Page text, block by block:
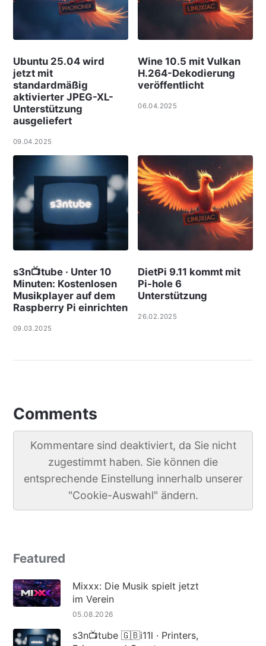
Ubuntu 25.04 wird
jetzt mit
standardmäßig
aktivierter JPEG-XL-
Unterstützung
ausgeliefert
09.04.2025
Wine 10.5 mit Vulkan
H.264-Dekodierung
veröffentlicht
06.04.2025
s3n📺tube · Unter 10
Minuten: Kostenlosen
Musikplayer auf dem
Raspberry Pi einrichten
09.03.2025
DietPi 9.11 kommt mit
Pi-hole 6
Unterstützung
26.02.2025
Comments
Kommentare sind deaktiviert, da Sie nicht
zugestimmt haben. Sie können die
entsprechende Einstellung innerhalb unserer
"Cookie-Auswahl" ändern.
Featured
Mixxx: Die Musik spielt jetzt
im Verein
05.08.2026
s3n📺tube 🇬🇧i11l · Printers,